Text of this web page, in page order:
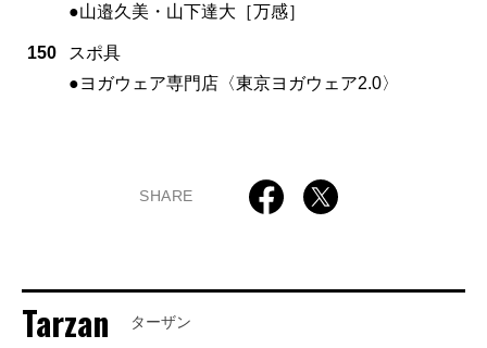
●山邉久美・山下達大［万感］
150
スポ具
●ヨガウェア専門店〈東京ヨガウェア2.0〉
SHARE
Tarzan ターザン